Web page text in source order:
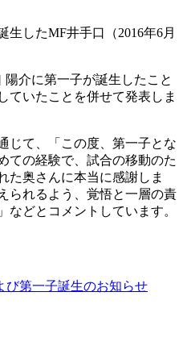
生したMF井手口（2016年6月
陽介に第一子が誕生したこと
ていたことを併せて発表しま
じて、「この度、第一子とな
ての経験で、試合の移動のた
た奥さんに本当に感謝しま
られるよう、覚悟と一層の責
などとコメントしています。
び第一子誕生のお知らせ